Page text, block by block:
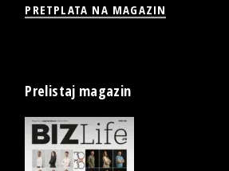
PRETPLATA NA MAGAZIN
Prelistaj magazin